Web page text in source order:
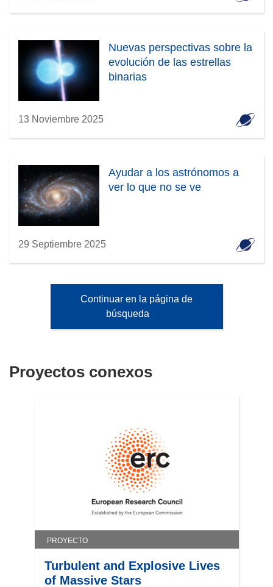
Nuevas perspectivas sobre la
evolución de las estrellas
binarias
13 Noviembre 2025
Ayudar a los astrónomos a
ver lo que no se ve
29 Septiembre 2025
Continuar en la página de
búsqueda
Proyectos conexos
PROYECTO
Turbulent and Explosive Lives
of Massive Stars